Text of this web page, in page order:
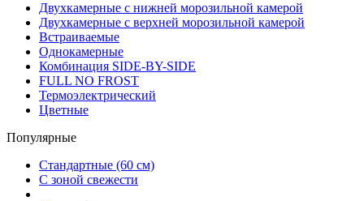
Двухкамерные с нижней морозильной камерой
Двухкамерные с верхней морозильной камерой
Встраиваемые
Однокамерные
Комбинация SIDE-BY-SIDE
FULL NO FROST
Термоэлектрический
Цветные
Популярные
Стандартные (60 см)
С зоной свежести